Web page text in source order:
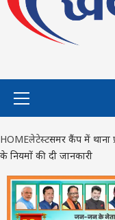
HOMEलेटेस्टसमर कैंप में थाना
के नियमों की दी जानकारी